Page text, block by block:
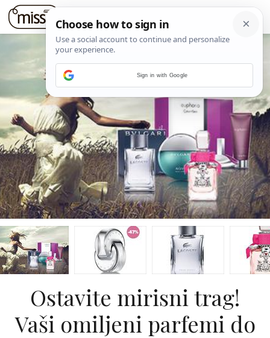
Ostavite mirisni trag!
Vaši omiljeni parfemi do
Sign in with Google